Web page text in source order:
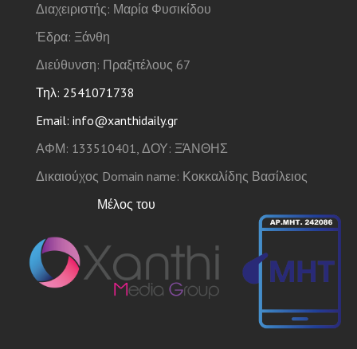
Διαχειριστής: Μαρία Φυσικίδου
Έδρα: Ξάνθη
Διεύθυνση: Πραξιτέλους 67
Τηλ: 2541071738
Email: info@xanthidaily.gr
ΑΦΜ: 133510401, ΔΟΥ: ΞΆΝΘΗΣ
Δικαιούχος Domain name: Κοκκαλίδης Βασίλειος
Μέλος του